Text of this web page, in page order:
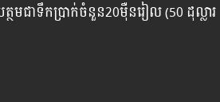
មជាទឹកប្រាក់ចំនួន​20ម៉ឺនរៀល (50 ដុល្លារ